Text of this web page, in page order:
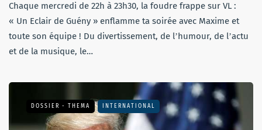
Chaque mercredi de 22h à 23h30, la foudre frappe sur VL :
« Un Eclair de Guény » enflamme ta soirée avec Maxime et
toute son équipe ! Du divertissement, de lʼhumour, de lʼactu
et de la musique, le…
DOSSIER - THEMA INTERNATIONAL